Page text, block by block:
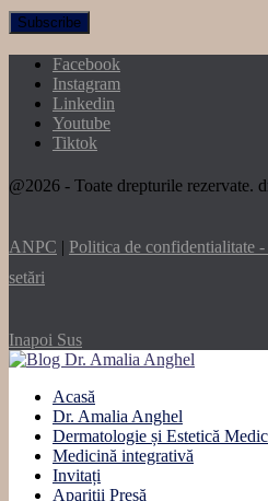
Facebook
Instagram
Linkedin
Youtube
Tiktok
@2026 - Toate drepturile rezervate.
ANPC | Politica de confidentialitate
setări
Inapoi Sus
Acasă
Dr. Amalia Anghel
Dermatologie și Estetică
Medicină integrativă
Invitați
Apariții Presă